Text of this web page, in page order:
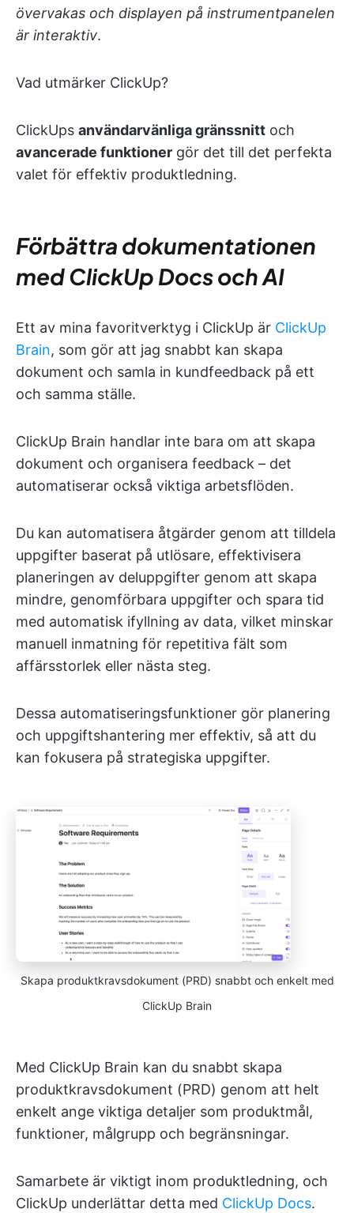
övervakas och displayen på instrumentpanelen
är interaktiv.
Vad utmärker ClickUp?
ClickUps användarvänliga gränssnitt och
avancerade funktioner gör det till det perfekta
valet för effektiv produktledning.
Förbättra dokumentationen
med ClickUp Docs och AI
Ett av mina favoritverktyg i ClickUp är ClickUp
Brain, som gör att jag snabbt kan skapa
dokument och samla in kundfeedback på ett
och samma ställe.
ClickUp Brain handlar inte bara om att skapa
dokument och organisera feedback – det
automatiserar också viktiga arbetsflöden.
Du kan automatisera åtgärder genom att tilldela
uppgifter baserat på utlösare, effektivisera
planeringen av deluppgifter genom att skapa
mindre, genomförbara uppgifter och spara tid
med automatisk ifyllning av data, vilket minskar
manuell inmatning för repetitiva fält som
affärsstorlek eller nästa steg.
Dessa automatiseringsfunktioner gör planering
och uppgiftshantering mer effektiv, så att du
kan fokusera på strategiska uppgifter.
Skapa produktkravsdokument (PRD) snabbt och enkelt med
ClickUp Brain
Med ClickUp Brain kan du snabbt skapa
produktkravsdokument (PRD) genom att helt
enkelt ange viktiga detaljer som produktmål,
funktioner, målgrupp och begränsningar.
Samarbete är viktigt inom produktledning, och
ClickUp underlättar detta med ClickUp Docs.